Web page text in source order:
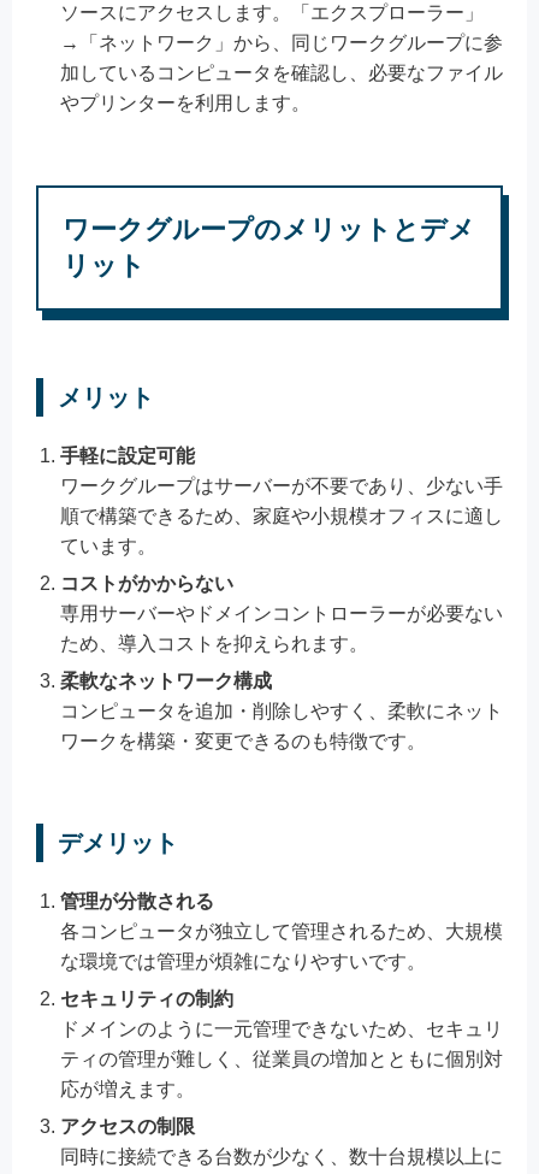
ソースにアクセスします。「エクスプローラー」
→「ネットワーク」から、同じワークグループに参
加しているコンピュータを確認し、必要なファイル
やプリンターを利用します。
ワークグループのメリットとデメ
リット
メリット
手軽に設定可能
ワークグループはサーバーが不要であり、少ない手
順で構築できるため、家庭や小規模オフィスに適し
ています。
コストがかからない
専用サーバーやドメインコントローラーが必要ない
ため、導入コストを抑えられます。
柔軟なネットワーク構成
コンピュータを追加・削除しやすく、柔軟にネット
ワークを構築・変更できるのも特徴です。
デメリット
管理が分散される
各コンピュータが独立して管理されるため、大規模
な環境では管理が煩雑になりやすいです。
セキュリティの制約
ドメインのように一元管理できないため、セキュリ
ティの管理が難しく、従業員の増加とともに個別対
応が増えます。
アクセスの制限
同時に接続できる台数が少なく、数十台規模以上に